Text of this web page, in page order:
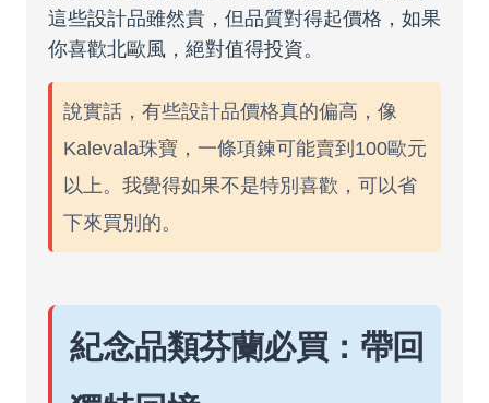
這些設計品雖然貴，但品質對得起價格，如果
你喜歡北歐風，絕對值得投資。
說實話，有些設計品價格真的偏高，像
Kalevala珠寶，一條項鍊可能賣到100歐元
以上。我覺得如果不是特別喜歡，可以省
下來買別的。
紀念品類芬蘭必買：帶回